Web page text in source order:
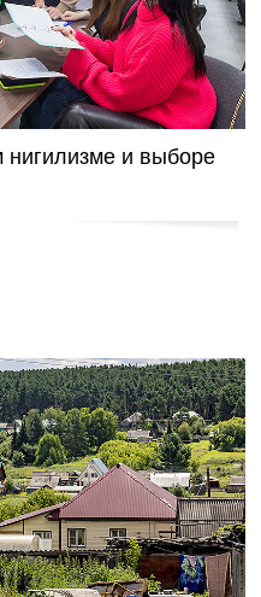
и выборе